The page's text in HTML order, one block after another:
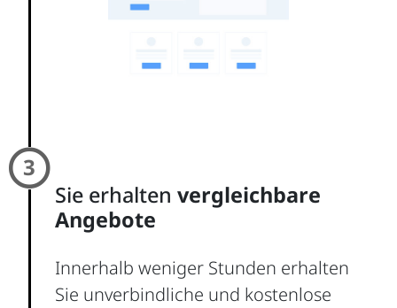

Sie erhalten vergleichbare
Angebote
Innerhalb weniger Stunden erhalten
Sie unverbindliche und kostenlose